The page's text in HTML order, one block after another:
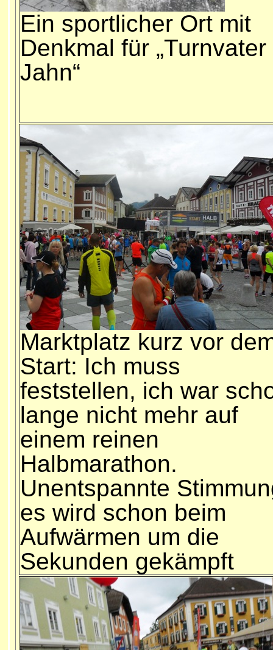
Ein sportlicher Ort mit
Denkmal für „Turnvater
Jahn“
Marktplatz kurz vor
Start: Ich muss
feststellen, ich war
lange nicht mehr auf
einem reinen
Halbmarathon.
Unentspannte
es wird schon beim
Aufwärmen um die
Sekunden gekämpft